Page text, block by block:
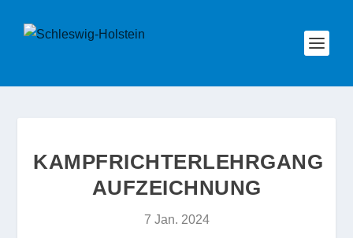
KAMPFRICHTERLEHRGANG
AUFZEICHNUNG
7 Jan. 2024